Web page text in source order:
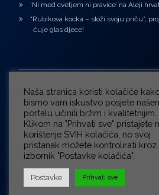
‘Ni med cvetjem ni pravice’ na Aleji
“Rubikova kocka – složi svoju priču”,
čuje glas djece!
Naša stranica koristi kolačiće
bismo vam iskustvo posjete
portalu učinili bržim i kvalitetnijim.
Klikom na "Prihvati sve" pristajete
korištenje SVIH kolačića, no svoj
pristanak možete kontrolirati kroz
izbornik "Postavke kolačića".
Postavke Prihvati sve